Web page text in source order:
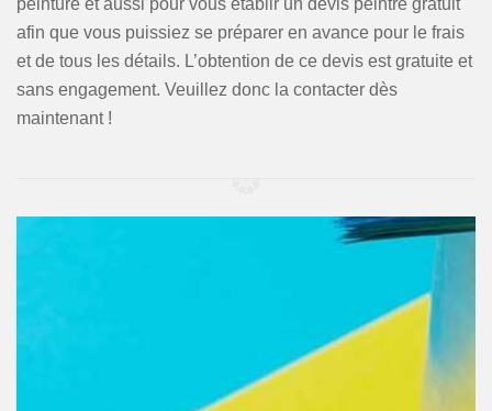
peinture et aussi pour vous établir un devis peintre gratuit
afin que vous puissiez se préparer en avance pour le frais
et de tous les détails. L’obtention de ce devis est gratuite et
sans engagement. Veuillez donc la contacter dès
maintenant !